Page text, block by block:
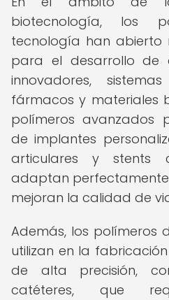
biotecnología, los
tecnología han abierto
para el desarrollo de
innovadores,
fármacos y materiales
polímeros avanzados
de implantes
articulares y stents
adaptan
mejoran la calidad de
Además, los polímeros
utilizan en la
de alta precisión,
catéteres, que